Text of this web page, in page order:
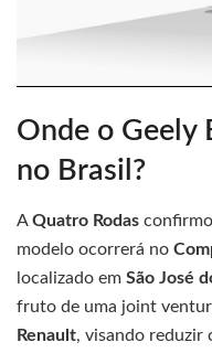
Onde o Geely
no Brasil?
AQuatro Rodas
modelo ocorrerá no
localizado em São José
fruto de uma joint
Renault, visando reduzir